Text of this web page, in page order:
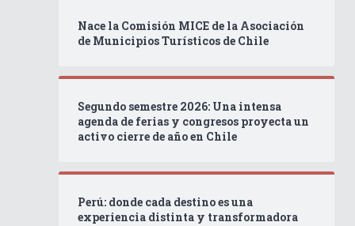
Nace la Comisión MICE de la Asociación
de Municipios Turísticos de Chile
Segundo semestre 2026: Una intensa
agenda de ferias y congresos proyecta un
activo cierre de año en Chile
Perú: donde cada destino es una
experiencia distinta y transformadora